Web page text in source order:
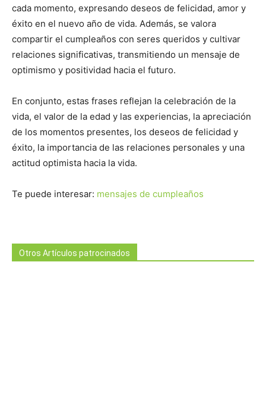
cada momento, expresando deseos de felicidad, amor y
éxito en el nuevo año de vida. Además, se valora
compartir el cumpleaños con seres queridos y cultivar
relaciones significativas, transmitiendo un mensaje de
optimismo y positividad hacia el futuro.
En conjunto, estas frases reflejan la celebración de la
vida, el valor de la edad y las experiencias, la apreciación
de los momentos presentes, los deseos de felicidad y
éxito, la importancia de las relaciones personales y una
actitud optimista hacia la vida.
Te puede interesar: mensajes de cumpleaños
Otros Artículos patrocinados